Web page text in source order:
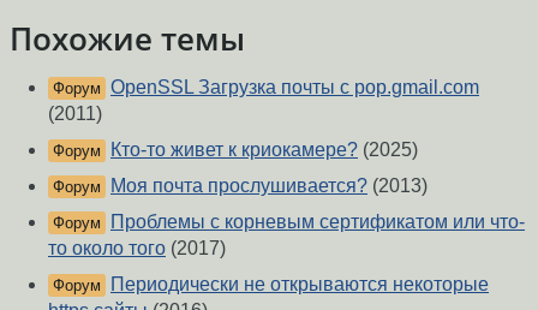
Похожие темы
Форум OpenSSL Загрузка почты с pop.gmail.com
(2011)
Форум Кто-то живет к криокамере? (2025)
Форум Моя почта прослушивается? (2013)
Форум
Проблемы с корневым сертификатом или что-
то около того (2017)
Форум
Периодически не открываются некоторые